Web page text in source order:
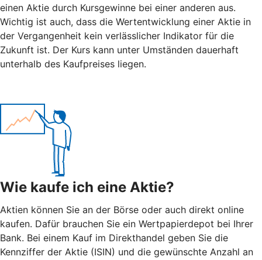
einen Aktie durch Kursgewinne bei einer anderen aus.
Wichtig ist auch, dass die Wertentwicklung einer Aktie in
der Vergangenheit kein verlässlicher Indikator für die
Zukunft ist. Der Kurs kann unter Umständen dauerhaft
unterhalb des Kaufpreises liegen.
Wie kaufe ich eine Aktie?
Aktien können Sie an der Börse oder auch direkt online
kaufen. Dafür brauchen Sie ein Wertpapierdepot bei Ihrer
Bank. Bei einem Kauf im Direkthandel geben Sie die
Kennziffer der Aktie (ISIN) und die gewünschte Anzahl an